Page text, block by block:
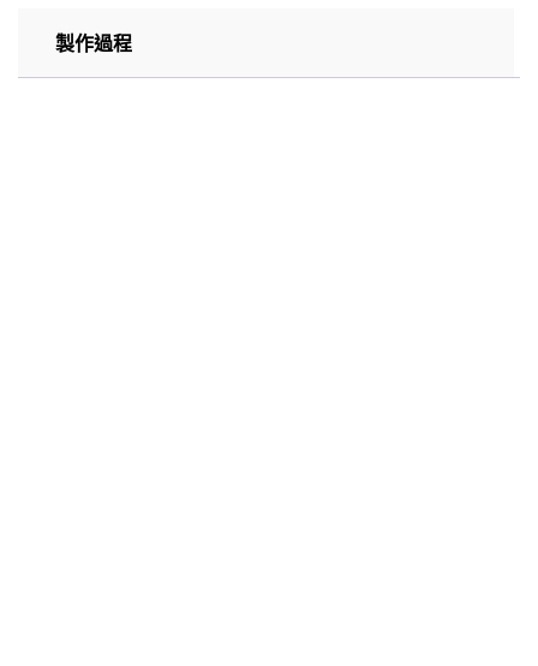
製作過程